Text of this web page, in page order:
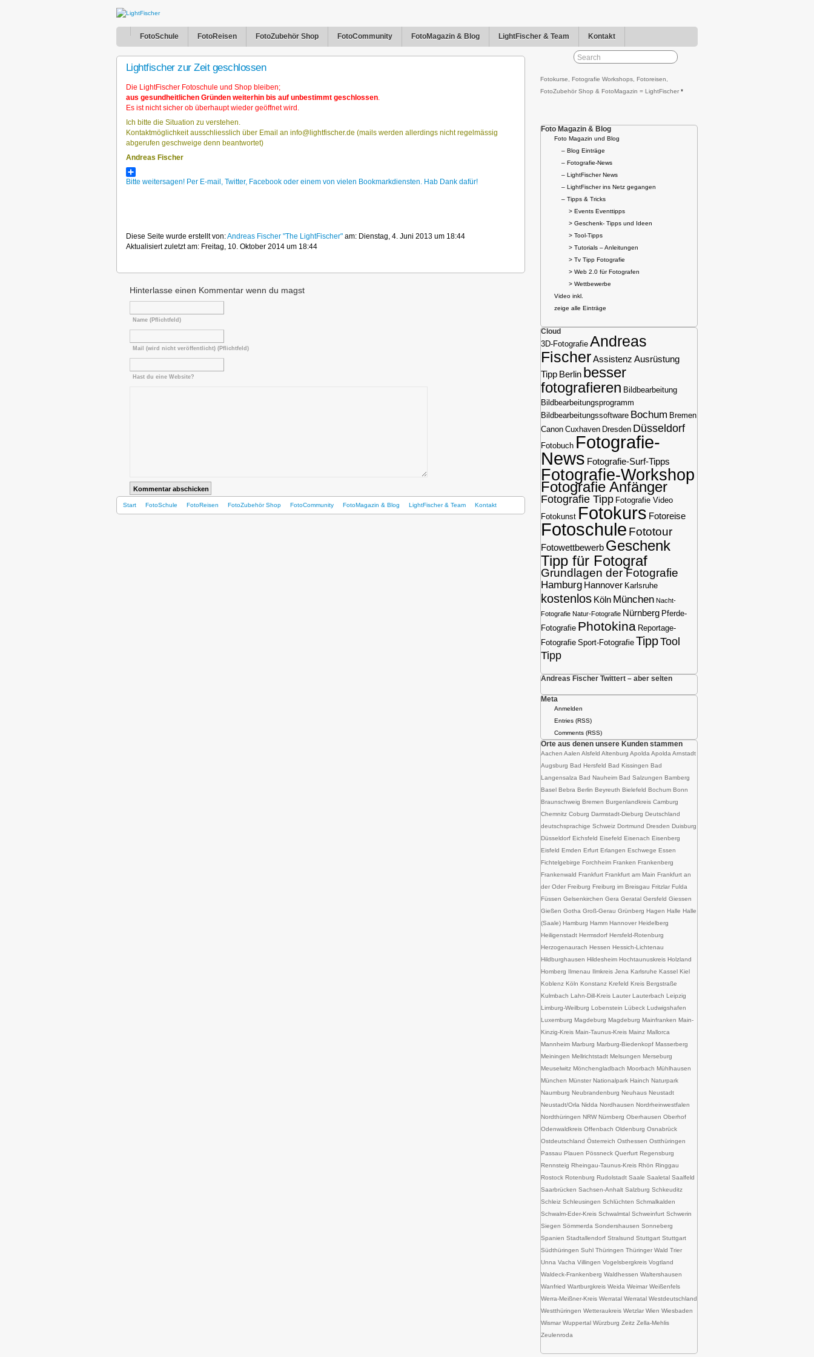
FotoSchule FotoReisen FotoZubehör Shop FotoCommunity FotoMagazin & Blog LightFischer & Team Kontakt
Lightfischer zur Zeit geschlossen
Die LightFischer Fotoschule und Shop bleiben;
aus gesundheitlichen Gründen weiterhin bis auf unbestimmt geschlossen.
Es ist nicht sicher ob überhaupt wieder geöffnet wird.
Ich bitte die Situation zu verstehen.
Kontaktmöglichkeit ausschliesslich über Email an info@lightfischer.de (mails werden allerdings nicht regelmässig
abgerufen geschweige denn beantwortet)
Andreas Fischer
Bitte weitersagen! Per E-mail, Twitter, Facebook oder einem von vielen Bookmarkdiensten. Hab Dank dafür!
Diese Seite wurde erstellt von:Andreas Fischer "The LightFischer" am: Dienstag, 4. Juni 2013 um 18:44
Aktualisiert zuletzt am: Freitag, 10. Oktober 2014 um 18:44
Hinterlasse einen Kommentar wenn du magst
Name (Pflichtfeld)
Mail (wird nicht veröffentlicht) (Pflichtfeld)
Hast du eine Website?
Start FotoSchule FotoReisen FotoZubehör Shop FotoCommunity FotoMagazin & Blog LightFischer & Team Kontakt
Fotokurse, Fotografie Workshops, Fotoreisen,
FotoZubehör Shop & FotoMagazin = LightFischer *
Foto Magazin & Blog
Foto Magazin und Blog
– Blog Einträge
– Fotografie-News
– LightFischer News
– LightFischer ins Netz gegangen
– Tipps & Tricks
> Events Eventtipps
> Geschenk- Tipps und Ideen
> Tool-Tipps
> Tutorials – Anleitungen
> Tv Tipp Fotografie
> Web 2.0 für Fotografen
> Wettbewerbe
Video inkl.
zeige alle Einträge
Cloud
3D-Fotografie Andreas
FischerAssistenz Ausrüstung
Tipp Berlin besser
fotografieren Bildbearbeitung
Bildbearbeitungsprogramm
Bildbearbeitungssoftware Bochum Bremen
Canon Cuxhaven Dresden Düsseldorf
Fotobuch Fotografie-
News Fotografie-Surf-Tipps
Fotografie-Workshop
Fotografie Anfänger
Fotografie Tipp Fotografie Video
Fotokunst Fotokurs Fotoreise
Fotoschule Fototour
Fotowettbewerb Geschenk
Tipp für Fotograf
Grundlagen der Fotografie
Hamburg Hannover Karlsruhe
kostenlos Köln München Nacht-
Fotografie Natur-Fotografie Nürnberg Pferde-
Fotografie Photokina Reportage-
Fotografie Sport-Fotografie TippTool
Tipp
Andreas Fischer Twittert – aber selten
Meta
Anmelden
Entries (RSS)
Comments (RSS)
Orte aus denen unsere Kunden stammen
Aachen Aalen Alsfeld Altenburg Apolda Apolda Arnstadt
Augsburg Bad Hersfeld Bad Kissingen Bad
Langensalza Bad Nauheim Bad Salzungen Bamberg
Basel Bebra Berlin Beyreuth Bielefeld Bochum Bonn
Braunschweig Bremen Burgenlandkreis Camburg
Chemnitz Coburg Darmstadt-Dieburg Deutschland
deutschsprachige Schweiz Dortmund Dresden Duisburg
Düsseldorf Eichsfeld Eisefeld Eisenach Eisenberg
Eisfeld Emden Erfurt Erlangen Eschwege Essen
Fichtelgebirge Forchheim Franken Frankenberg
Frankenwald Frankfurt Frankfurt am Main Frankfurt an
der Oder Freiburg Freiburg im Breisgau Fritzlar Fulda
Füssen Gelsenkirchen Gera Geratal Gersfeld Giessen
Gießen Gotha Groß-Gerau Grünberg Hagen Halle Halle
(Saale) Hamburg Hamm Hannover Heidelberg
Heiligenstadt Hermsdorf Hersfeld-Rotenburg
Herzogenaurach Hessen Hessich-Lichtenau
Hildburghausen Hildesheim Hochtaunuskreis Holzland
Homberg Ilmenau Ilmkreis Jena Karlsruhe Kassel Kiel
Koblenz Köln Konstanz Krefeld Kreis Bergstraße
Kulmbach Lahn-Dill-Kreis Lauter Lauterbach Leipzig
Limburg-Weilburg Lobenstein Lübeck Ludwigshafen
Luxemburg Magdeburg Magdeburg Mainfranken Main-
Kinzig-Kreis Main-Taunus-Kreis Mainz Mallorca
Mannheim Marburg Marburg-Biedenkopf Masserberg
Meiningen Mellrichtstadt Melsungen Merseburg
Meuselwitz Mönchengladbach Moorbach Mühlhausen
München Münster Nationalpark Hainch Naturpark
Naumburg Neubrandenburg Neuhaus Neustadt
Neustadt/Orla Nidda Nordhausen Nordrheinwestfalen
Nordthüringen NRW Nürnberg Oberhausen Oberhof
Odenwaldkreis Offenbach Oldenburg Osnabrück
Ostdeutschland Österreich Osthessen Ostthüringen
Passau Plauen Pössneck Querfurt Regensburg
Rennsteig Rheingau-Taunus-Kreis Rhön Ringgau
Rostock Rotenburg Rudolstadt Saale Saaletal Saalfeld
Saarbrücken Sachsen-Anhalt Salzburg Schkeuditz
Schleiz Schleusingen Schlüchten Schmalkalden
Schwalm-Eder-Kreis Schwalmtal Schweinfurt Schwerin
Siegen Sömmerda Sondershausen Sonneberg
Spanien Stadtallendorf Stralsund Stuttgart Stuttgart
Südthüringen Suhl Thüringen Thüringer Wald Trier
Unna Vacha Villingen Vogelsbergkreis Vogtland
Waldeck-Frankenberg Waldhessen Waltershausen
Wanfried Wartburgkreis Weida Weimar Weißenfels
Werra-Meißner-Kreis Werratal Werratal Westdeutschland
Westthüringen Wetteraukreis Wetzlar Wien Wiesbaden
Wismar Wuppertal Würzburg Zeitz Zella-Mehlis
Zeulenroda